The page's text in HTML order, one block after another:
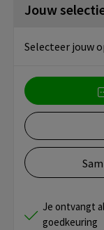
Jouw
Selecteer jouw
Je ontvangt
goedkeuring